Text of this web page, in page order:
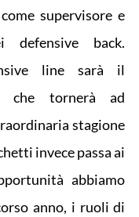
supervisore e
defensive back.
line sarà il
che tornerà ad
stagione
invece passa ai
abbiamo
anno, i ruoli di